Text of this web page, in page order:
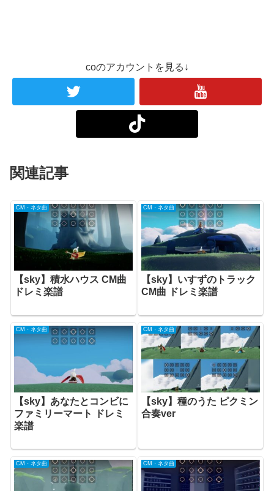
coのアカウントを見る↓
関連記事
CM・ネタ曲
【sky】積水ハウス CM曲
ドレミ楽譜
CM・ネタ曲
【sky】いすずのトラック
CM曲 ドレミ楽譜
CM・ネタ曲
【sky】あなたとコンビに
ファミリーマート ドレミ
楽譜
CM・ネタ曲
【sky】種のうた ピクミン
合奏ver
CM・ネタ曲 CM・ネタ曲